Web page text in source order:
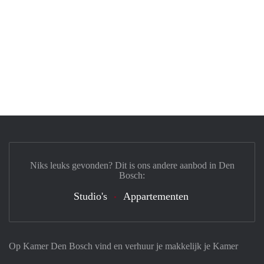
Op Kamer Den Bosch vind en verhuur je makkelijk je Kamer
Niks leuks gevonden? Dit is ons andere aanbod in Den
Bosch:
Studio's Appartementen